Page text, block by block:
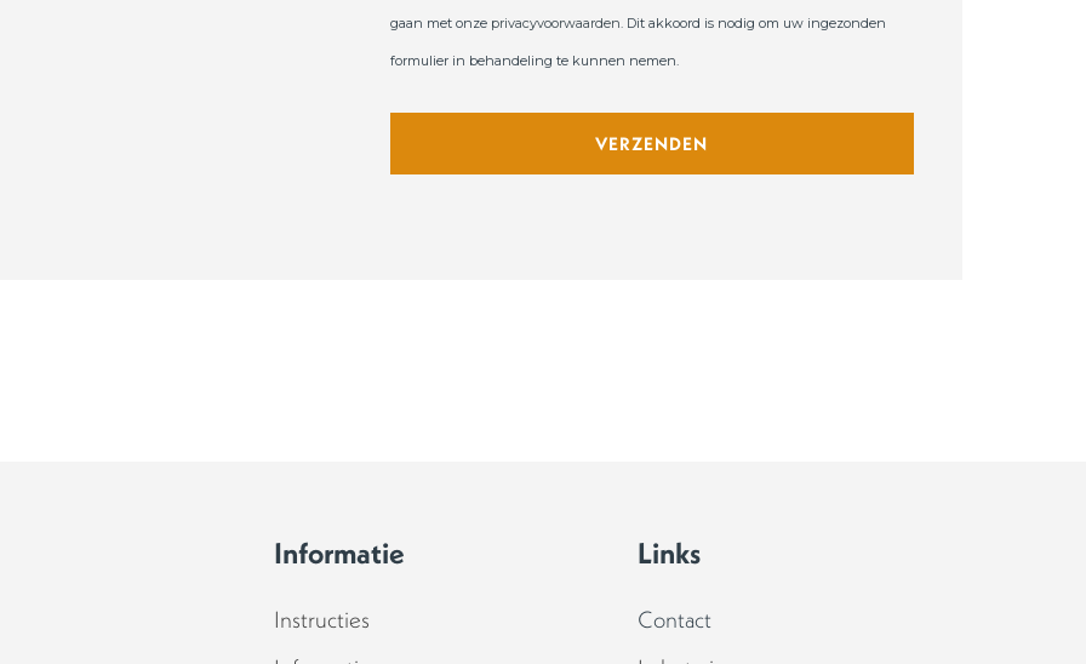
gaan met onze privacyvoorwaarden. Dit akkoord is nodig om uw ingezonden
formulier in behandeling te kunnen nemen.
Informatie
Instructies
Links
Contact